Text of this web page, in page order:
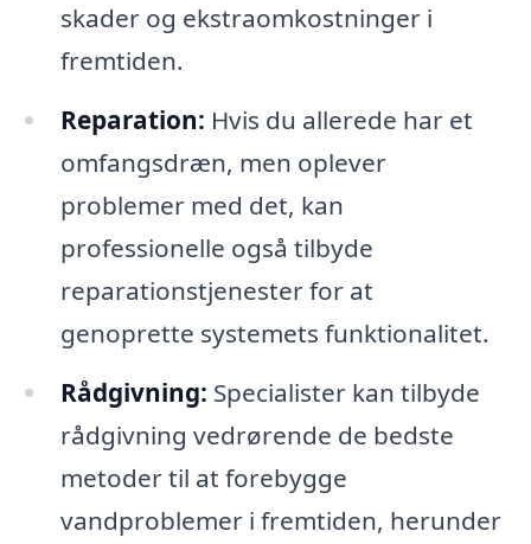
skader og ekstraomkostninger i
fremtiden.
Reparation: Hvis du allerede har et
omfangsdræn, men oplever
problemer med det, kan
professionelle også tilbyde
reparationstjenester for at
genoprette systemets funktionalitet.
Rådgivning: Specialister kan tilbyde
rådgivning vedrørende de bedste
metoder til at forebygge
vandproblemer i fremtiden, herunder